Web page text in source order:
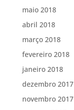
maio 2018
abril 2018
março 2018
fevereiro 2018
janeiro 2018
dezembro 2017
novembro 2017